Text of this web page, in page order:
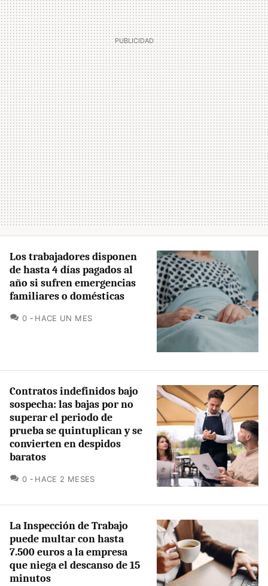
Los trabajadores disponen
de hasta 4 días pagados al
año si sufren emergencias
familiares o domésticas
0 COMENTARIOS
HACE UN MES
Contratos indefinidos bajo
sospecha: las bajas por no
superar el periodo de
prueba se quintuplican y se
convierten en despidos
baratos
0 COMENTARIOS
HACE 2 MESES
La Inspección de Trabajo
puede multar con hasta
7.500 euros a la empresa
que niega el descanso de 15
minutos